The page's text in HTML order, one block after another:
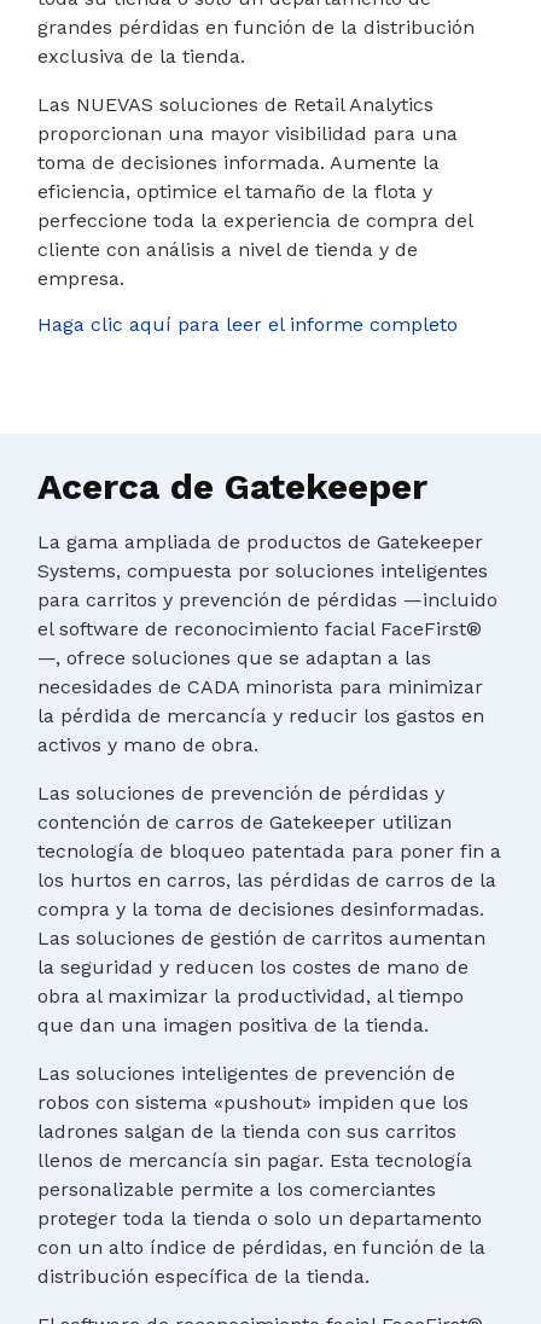
grandes pérdidas en función de la distribución
exclusiva de la tienda.
Las NUEVAS soluciones de Retail Analytics
proporcionan una mayor visibilidad para una
toma de decisiones informada. Aumente la
eficiencia, optimice el tamaño de la flota y
perfeccione toda la experiencia de compra del
cliente con análisis a nivel de tienda y de
empresa.
Haga clic aquí para leer el informe completo
Acerca de Gatekeeper
La gama ampliada de productos de Gatekeeper
Systems, compuesta por soluciones inteligentes
para carritos y prevención de pérdidas —incluido
el software de reconocimiento facial FaceFirst®
—, ofrece soluciones que se adaptan a las
necesidades de CADA minorista para minimizar
la pérdida de mercancía y reducir los gastos en
activos y mano de obra.
Las soluciones de prevención de pérdidas y
contención de carros de Gatekeeper utilizan
tecnología de bloqueo patentada para poner fin a
los hurtos en carros, las pérdidas de carros de la
compra y la toma de decisiones desinformadas.
Las soluciones de gestión de carritos aumentan
la seguridad y reducen los costes de mano de
obra al maximizar la productividad, al tiempo
que dan una imagen positiva de la tienda.
Las soluciones inteligentes de prevención de
robos con sistema «pushout» impiden que los
ladrones salgan de la tienda con sus carritos
llenos de mercancía sin pagar. Esta tecnología
personalizable permite a los comerciantes
proteger toda la tienda o solo un departamento
con un alto índice de pérdidas, en función de la
distribución específica de la tienda.